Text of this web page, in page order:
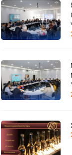
18
09 сар
20
09 сар
21
10 сар
TEX+